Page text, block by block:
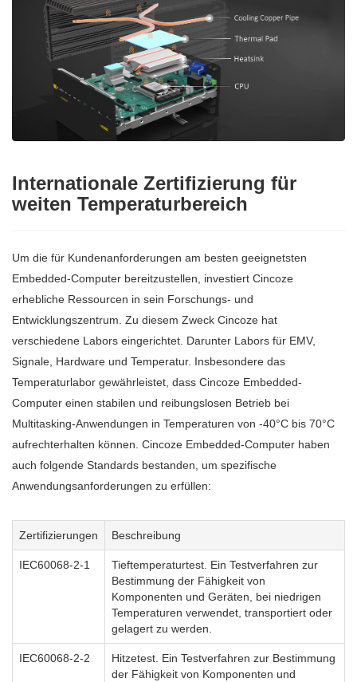
Internationale Zertifizierung für
weiten Temperaturbereich
Um die für Kundenanforderungen am besten geeignetsten
Embedded-Computer bereitzustellen, investiert Cincoze
erhebliche Ressourcen in sein Forschungs- und
Entwicklungszentrum. Zu diesem Zweck Cincoze hat
verschiedene Labors eingerichtet. Darunter Labors für EMV,
Signale, Hardware und Temperatur. Insbesondere das
Temperaturlabor gewährleistet, dass Cincoze Embedded-
Computer einen stabilen und reibungslosen Betrieb bei
Multitasking-Anwendungen in Temperaturen von -40°C bis 70°C
aufrechterhalten können. Cincoze Embedded-Computer haben
auch folgende Standards bestanden, um spezifische
Anwendungsanforderungen zu erfüllen:
Zertifizierungen Beschreibung
IEC60068-2-1
Tieftemperaturtest. Ein Testverfahren zur
Bestimmung der Fähigkeit von
Komponenten und Geräten, bei niedrigen
Temperaturen verwendet, transportiert oder
gelagert zu werden.
IEC60068-2-2
Hitzetest. Ein Testverfahren zur Bestimmung
der Fähigkeit von Komponenten und